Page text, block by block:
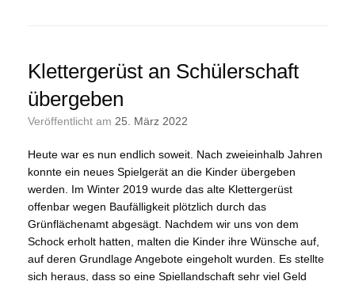
Klettergerüst an Schülerschaft
übergeben
Veröffentlicht am 25. März 2022
Heute war es nun endlich soweit. Nach zweieinhalb Jahren
konnte ein neues Spielgerät an die Kinder übergeben
werden. Im Winter 2019 wurde das alte Klettergerüst
offenbar wegen Baufälligkeit plötzlich durch das
Grünflächenamt abgesägt. Nachdem wir uns von dem
Schock erholt hatten, malten die Kinder ihre Wünsche auf,
auf deren Grundlage Angebote eingeholt wurden. Es stellte
sich heraus, dass so eine Spiellandschaft sehr viel Geld